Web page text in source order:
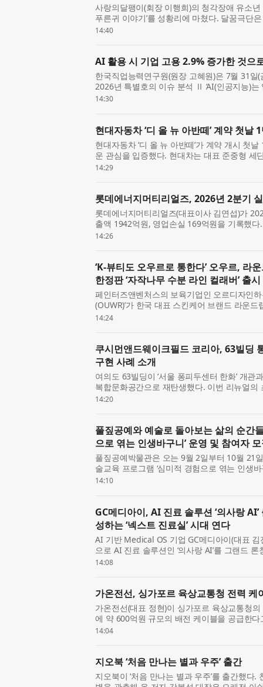
사랑의달팽이(회장 이행희)의 청각장애 유소년
푸른귀 이야기’를 성황리에 마쳤다. 달꿈극단
중구에 위치한 CKL스테이지에서 ‘미로와 푸른
14:40
AI 활용 시 기업 고용 2.9% 증가한 것으
한국직업능력연구원(원장 고혜원)은 7월 31일(
2026년 특별호의 이슈 분석 Ⅱ ‘AI(인공지능)는
널로 본 AI 활용의 고용 효과’를 통해 AI 활용
14:30
현대자동차 ‘디 올 뉴 아반떼’ 계약 첫날
현대자동차 ‘디 올 뉴 아반떼’가 계약 개시 첫
운 관심을 입증했다. 현대차는 대표 준중형 세
1만1094대의 계약을 기록했다고 6일 밝혔다.
14:29
롯데에너지머티리얼즈, 2026년 2분기
롯데에너지머티리얼즈(대표이사 김연섭)가
출액 1942억원, 영업손실 169억원을 기록했
승한 점이 가장 큰 개선 포인트다. 부채비율은
14:26
‘K-뷰티도 오우르로 통한다’ 오우르, 라
한정판 ‘자작나무 수분 라인 컬래버’ 출시
페인터즈앤벤처스의 보육기업인 오르디자인
(OUWR)’가 한국 대표 스킨케어 브랜드 라운
로벌(Olive Young US) 한정판 컬렉션을 선보
14:24
쿠시먼앤드웨이크필드 코리아, 63빌딩
구현 사례 소개
여의도 63빌딩이 ‘서울 퐁피두센터 한화’ 개
복합문화공간으로 재탄생했다. 이번 리뉴얼
립한 쿠시먼앤드웨이크필드 코리아
14:20
풀짚공예와 예술로 돌아보는 삶의 순간
으로 엮는 인생바구니’ 운영 및 참여자
풀짚공예박물관은 오는 9월 2일부터 10월 21
술교육 프로그램 ‘심미적 경험으로 엮는 인생
2026 꿈다락 문화예술학교 중장년 감상 프로
14:10
GC메디아이, AI 진료 솔루션 ‘의사랑
성하는 ‘넥스트 진료실’ 시대 연다
AI 기반 Medical OS 기업 GC메디아이(대표
으로 AI 진료 솔루션인 ‘의사랑 AI’를 그랜드 론
작, 넥스트 진료실’이라는 슬로건 아래, 국내
14:08
가온전선, 싱가포르 육상교통청 전력 케
가온전선(대표 정현)이 싱가포르 육상교통청
에 약 600억원 규모의 배전 케이블을 공급한
상교통청 벤더 등록 후 첫 수주를 확보하며,
14:04
지오북 ‘처음 만나는 별과 우주’ 출간
지오북이 ‘처음 만나는 별과 우주’를 출간했다